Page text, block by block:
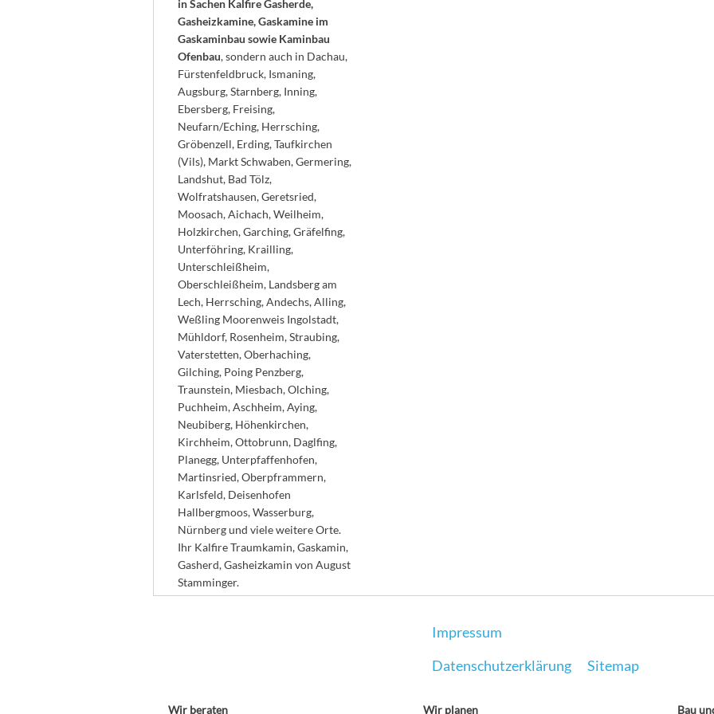
in Sachen Kalfire Gasherde,
Gasheizkamine, Gaskamine im
Gaskaminbau sowie Kaminbau
Ofenbau, sondern auch in Dachau,
Fürstenfeldbruck, Ismaning,
Augsburg, Starnberg, Inning,
Ebersberg, Freising,
Neufarn/Eching, Herrsching,
Gröbenzell, Erding, Taufkirchen
(Vils), Markt Schwaben, Germering,
Landshut, Bad Tölz,
Wolfratshausen, Geretsried,
Moosach, Aichach, Weilheim,
Holzkirchen, Garching, Gräfelfing,
Unterföhring, Krailling,
Unterschleißheim,
Oberschleißheim, Landsberg am
Lech, Herrsching, Andechs, Alling,
Weßling Moorenweis Ingolstadt,
Mühldorf, Rosenheim, Straubing,
Vaterstetten, Oberhaching,
Gilching, Poing Penzberg,
Traunstein, Miesbach, Olching,
Puchheim, Aschheim, Aying,
Neubiberg, Höhenkirchen,
Kirchheim, Ottobrunn, Daglfing,
Planegg, Unterpfaffenhofen,
Martinsried, Oberpframmern,
Karlsfeld, Deisenhofen
Hallbergmoos, Wasserburg,
Nürnberg und viele weitere Orte.
Ihr Kalfire Traumkamin, Gaskamin,
Gasherd, Gasheizkamin von August
Stamminger.
Impressum
Datenschutzerklärung
Sitemap
Wir beraten Wir planen Bau